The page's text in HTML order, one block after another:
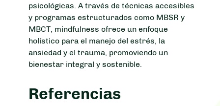
psicológicas. A través de técnicas accesibles
y programas estructurados como MBSR y
MBCT, mindfulness ofrece un enfoque
holístico para el manejo del estrés, la
ansiedad y el trauma, promoviendo un
bienestar integral y sostenible.
Referencias